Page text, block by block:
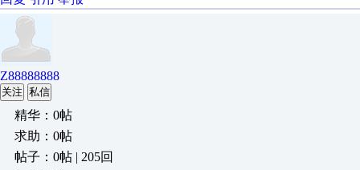
Z88888888
关注 私信
精华：0帖
求助：0帖
帖子：0帖 | 205回